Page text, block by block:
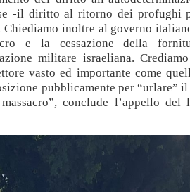
-il diritto al ritorno dei profughi
Chiediamo inoltre al governo
e la cessazione della
militare israeliana.
vasto ed importante come
pubblicamente per “urlare”
conclude l’appello